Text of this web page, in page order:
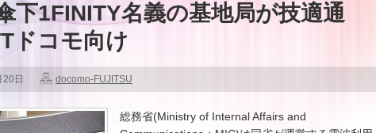
下1FINITY名義の基地局が技適通
ドコモ向け
日 docomo-FUJITSU
総務省(Ministry of Internal Affairs and